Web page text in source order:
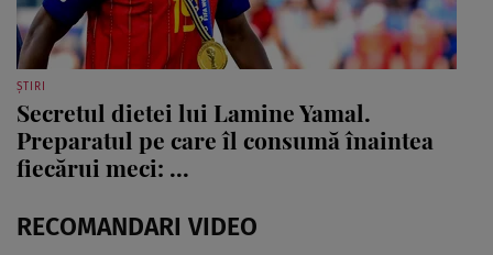
ȘTIRI
Secretul dietei lui Lamine Yamal.
Preparatul pe care îl consumă înaintea
fiecărui meci: ...
RECOMANDARI VIDEO